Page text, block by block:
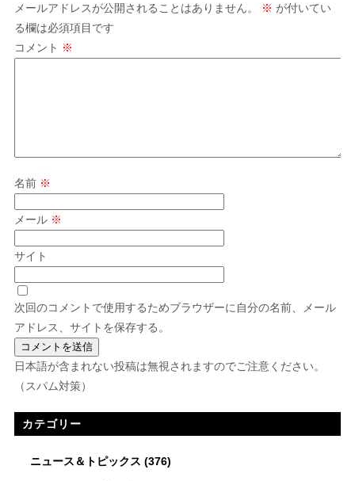
メールアドレスが公開されることはありません。 ※ が付いてい
る欄は必須項目です
コメント ※
名前 ※
メール ※
サイト
次回のコメントで使用するためブラウザーに自分の名前、メール
アドレス、サイトを保存する。
日本語が含まれない投稿は無視されますのでご注意ください。
（スパム対策）
カテゴリー
ニュース＆トピックス (376)